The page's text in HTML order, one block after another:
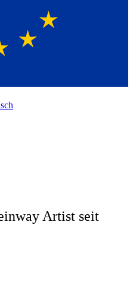
Artist seit